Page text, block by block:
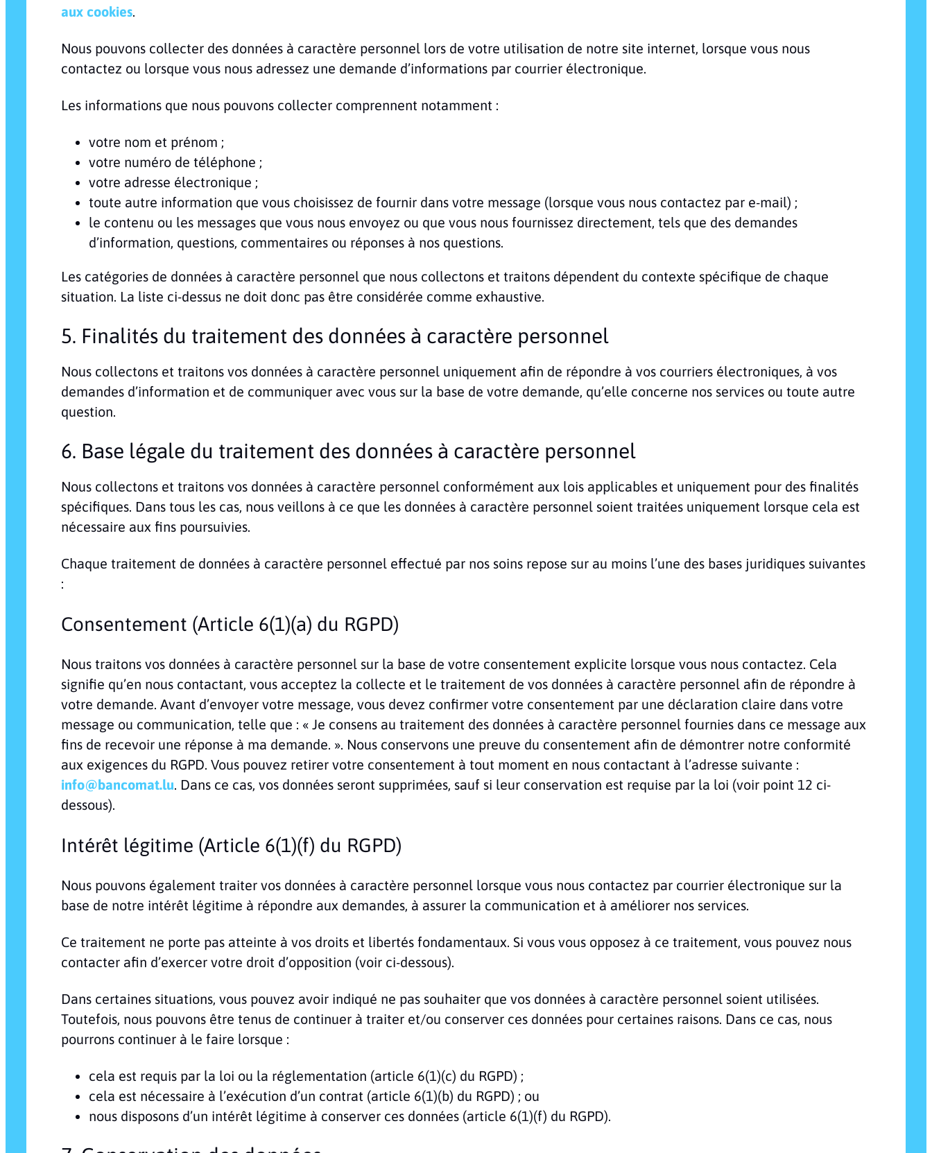
aux cookies.
Nous pouvons collecter des données à caractère personnel lors de votre utilisation de notre site internet, lorsque vous nous
contactez ou lorsque vous nous adressez une demande d’informations par courrier électronique.
Les informations que nous pouvons collecter comprennent notamment :
votre nom et prénom ;
votre numéro de téléphone ;
votre adresse électronique ;
toute autre information que vous choisissez de fournir dans votre message (lorsque vous nous contactez par e-mail) ;
le contenu ou les messages que vous nous envoyez ou que vous nous fournissez directement, tels que des demandes
d’information, questions, commentaires ou réponses à nos questions.
Les catégories de données à caractère personnel que nous collectons et traitons dépendent du contexte spécifique de chaque
situation. La liste ci-dessus ne doit donc pas être considérée comme exhaustive.
5. Finalités du traitement des données à caractère personnel
Nous collectons et traitons vos données à caractère personnel uniquement afin de répondre à vos courriers électroniques, à vos
demandes d’information et de communiquer avec vous sur la base de votre demande, qu’elle concerne nos services ou toute autre
question.
6. Base légale du traitement des données à caractère personnel
Nous collectons et traitons vos données à caractère personnel conformément aux lois applicables et uniquement pour des finalités
spécifiques. Dans tous les cas, nous veillons à ce que les données à caractère personnel soient traitées uniquement lorsque cela est
nécessaire aux fins poursuivies.
Chaque traitement de données à caractère personnel effectué par nos soins repose sur au moins l’une des bases juridiques suivantes
:
Consentement (Article 6(1)(a) du RGPD)
Nous traitons vos données à caractère personnel sur la base de votre consentement explicite lorsque vous nous contactez. Cela
signifie qu’en nous contactant, vous acceptez la collecte et le traitement de vos données à caractère personnel afin de répondre à
votre demande. Avant d’envoyer votre message, vous devez confirmer votre consentement par une déclaration claire dans votre
message ou communication, telle que : « Je consens au traitement des données à caractère personnel fournies dans ce message aux
fins de recevoir une réponse à ma demande. ». Nous conservons une preuve du consentement afin de démontrer notre conformité
aux exigences du RGPD. Vous pouvez retirer votre consentement à tout moment en nous contactant à l’adresse suivante :
info@bancomat.lu. Dans ce cas, vos données seront supprimées, sauf si leur conservation est requise par la loi (voir point 12 ci-
dessous).
Intérêt légitime (Article 6(1)(f) du RGPD)
Nous pouvons également traiter vos données à caractère personnel lorsque vous nous contactez par courrier électronique sur la
base de notre intérêt légitime à répondre aux demandes, à assurer la communication et à améliorer nos services.
Ce traitement ne porte pas atteinte à vos droits et libertés fondamentaux. Si vous vous opposez à ce traitement, vous pouvez nous
contacter afin d’exercer votre droit d’opposition (voir ci-dessous).
Dans certaines situations, vous pouvez avoir indiqué ne pas souhaiter que vos données à caractère personnel soient utilisées.
Toutefois, nous pouvons être tenus de continuer à traiter et/ou conserver ces données pour certaines raisons. Dans ce cas, nous
pourrons continuer à le faire lorsque :
cela est requis par la loi ou la réglementation (article 6(1)(c) du RGPD) ;
cela est nécessaire à l’exécution d’un contrat (article 6(1)(b) du RGPD) ; ou
nous disposons d’un intérêt légitime à conserver ces données (article 6(1)(f) du RGPD).